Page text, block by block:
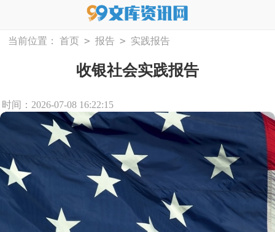
当前位置： 首页 > 报告 > 实践报告
收银社会实践报告
时间：2026-07-08 16:22:15